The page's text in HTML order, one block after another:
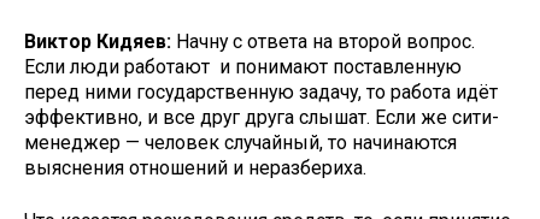
Виктор Кидяев: Начну с ответа на второй вопрос.
Если люди работают и понимают поставленную
перед ними государственную задачу, то работа идёт
эффективно, и все друг друга слышат. Если же сити-
менеджер — человек случайный, то начинаются
выяснения отношений и неразбериха.